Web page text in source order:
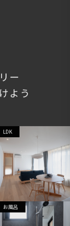
ー
よう
LDK
お風呂